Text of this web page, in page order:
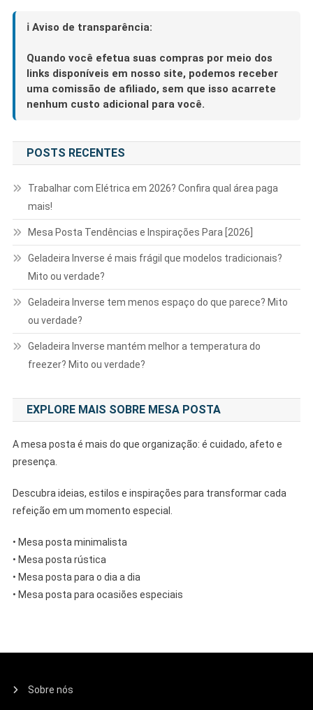
ℹ️ Aviso de transparência:
Quando você efetua suas compras por meio dos
links disponíveis em nosso site, podemos receber
uma comissão de afiliado, sem que isso acarrete
nenhum custo adicional para você.
POSTS RECENTES
Trabalhar com Elétrica em 2026? Confira qual área paga
mais!
Mesa Posta Tendências e Inspirações Para [2026]
Geladeira Inverse é mais frágil que modelos tradicionais?
Mito ou verdade?
Geladeira Inverse tem menos espaço do que parece? Mito
ou verdade?
Geladeira Inverse mantém melhor a temperatura do
freezer? Mito ou verdade?
EXPLORE MAIS SOBRE MESA POSTA
A mesa posta é mais do que organização: é cuidado, afeto e
presença.
Descubra ideias, estilos e inspirações para transformar cada
refeição em um momento especial.
• Mesa posta minimalista
• Mesa posta rústica
• Mesa posta para o dia a dia
• Mesa posta para ocasiões especiais
Sobre nós